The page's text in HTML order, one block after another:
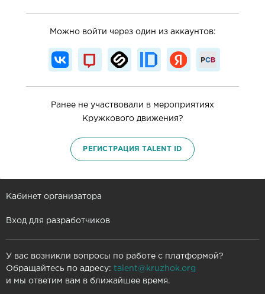
Можно войти через один из аккаунтов:
Ранее не участвовали в мероприятиях
Кружкового движения?
РЕГИСТРАЦИЯ TALENT ID
Кабинет организатора
Вход для разработчиков
У вас возникли вопросы по работе с платформой?
Обращайтесь по адресу: talent@kruzhok.org
и мы ответим вам в ближайшее время.